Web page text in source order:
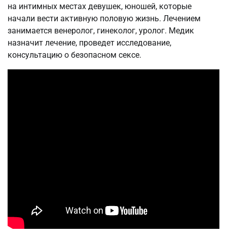
на интимных местах девушек, юношей, которые
начали вести активную половую жизнь. Лечением
занимается венеролог, гинеколог, уролог. Медик
назначит лечение, проведет исследование,
консультацию о безопасном сексе.